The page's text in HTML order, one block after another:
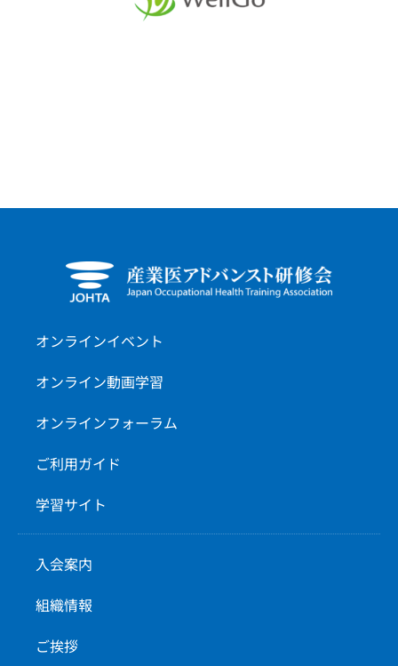
オンラインイベント
オンライン動画学習
オンラインフォーラム
ご利用ガイド
学習サイト
入会案内
組織情報
ご挨拶